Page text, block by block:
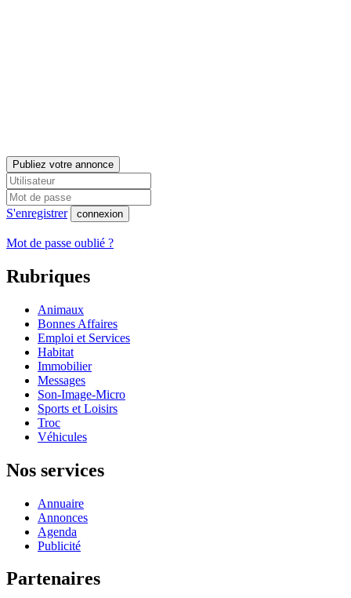
Publiez votre annonce
S'enregistrer connexion
Mot de passe oublié ?
Rubriques
Animaux
Bonnes Affaires
Emploi et Services
Habitat
Immobilier
Messages
Son-Image-Micro
Sports et Loisirs
Troc
Véhicules
Nos services
Annuaire
Annonces
Agenda
Publicité
Partenaires